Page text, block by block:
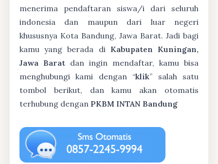
menerima pendaftaran siswa/i dari seluruh
indonesia dan maupun dari luar negeri
khususnya Kota Bandung, Jawa Barat. Jadi bagi
kamu yang berada di Kabupaten Kuningan,
Jawa Barat dan ingin mendaftar, kamu bisa
menghubungi kami dengan “klik” salah satu
tombol berikut, dan kamu akan otomatis
terhubung dengan PKBM INTAN Bandung